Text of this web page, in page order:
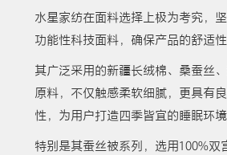
水星家纺在面料选择上极为考究，
功能性科技面料，确保产品的舒适性
其广泛采用的新疆长绒棉、桑蚕丝
原料，不仅触感柔软细腻，更具有
性，为用户打造四季皆宜的睡眠环境
特别是其蚕丝被系列，选用100%双